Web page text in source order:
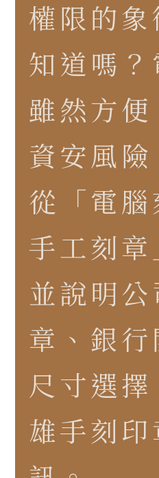
權限的
知道嗎
雖然方
資安風
從「電
手工刻章
並說明
章、銀
尺寸選
雄手刻